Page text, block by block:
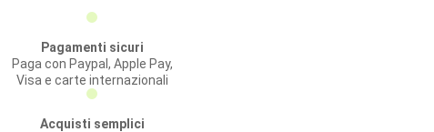
Pagamenti sicuri
Paga con Paypal, Apple Pay,
Visa e carte internazionali
Acquisti semplici